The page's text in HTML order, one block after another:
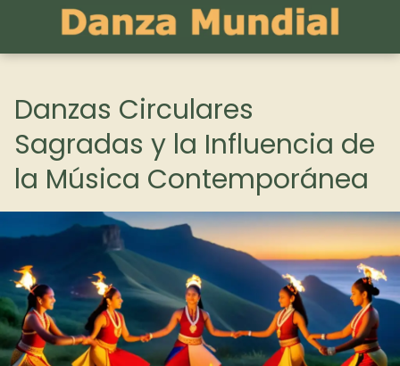
Danzas Circulares
Sagradas y la Influencia de
la Música Contemporánea